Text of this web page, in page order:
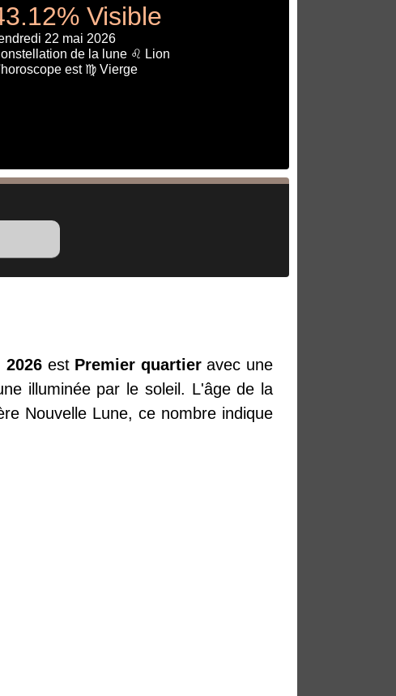
Visible
22 mai 2026
de la lune ♌ Lion
est ♍ Vierge
2026 est Premier quartieravec une
illuminée par le soleil. L'âge de la
Nouvelle Lune, ce nombre indique